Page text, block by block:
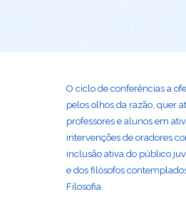
O ciclo de conferências a
pelos olhos da razão, quer
professores e alunos em
intervenções de oradores
inclusão ativa do público
e dos filósofos
Filosofia.